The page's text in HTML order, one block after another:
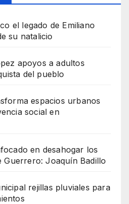
el legado de Emiliano
su natalicio
apoyos a adultos
del pueblo
espacios urbanos
social en
en desahogar los
Guerrero: Joaquín Badillo
rejillas pluviales para